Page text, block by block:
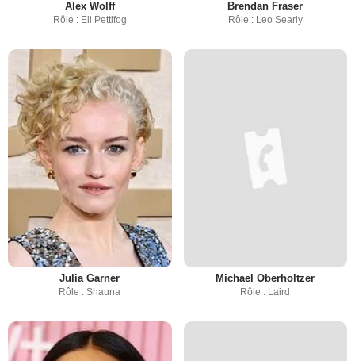
Alex Wolff
Rôle : Eli Pettifog
Brendan Fraser
Rôle : Leo Searly
Julia Garner
Rôle : Shauna
Michael Oberholtzer
Rôle : Laird